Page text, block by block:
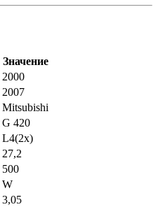
Значение
2000
2007
Mitsubishi
G 420
L4(2x)
27,2
500
W
3,05